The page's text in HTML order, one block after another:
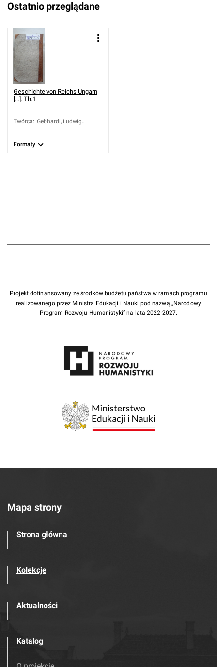
Ostatnio przeglądane
Geschichte von Reichs Ungarn
[...]. Th.1
Twórca: Gebhardi, Ludwig
Formaty
Projekt dofinansowany ze środków budżetu państwa w ramach programu
realizowanego przez Ministra Edukacji i Nauki pod nazwą „Narodowy
Program Rozwoju Humanistyki” na lata 2022-2027.
Mapa strony
Strona główna
Kolekcje
Aktualności
Katalog